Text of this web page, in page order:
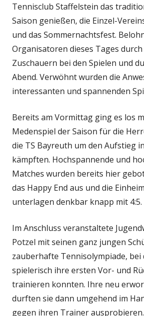
Tennisclub Staffelstein das
Saison genießen, die Einzel-
und das Sommernachtsfest.
Organisatoren dieses Tages
Zuschauern bei den Spielen und
Abend. Verwöhnt wurden die
interessanten und spannenden
Bereits am Vormittag ging es los
Medenspiel der Saison für die
die TS Bayreuth um den Aufstieg
kämpften. Hochspannende und
Matches wurden bereits hier
das Happy End aus und die
unterlagen denkbar knapp mit 4:5.
Im Anschluss veranstaltete
Potzel mit seinen ganz jungen
zauberhafte Tennisolympiade, bei
spielerisch ihre ersten Vor- und
trainieren konnten. Ihre neu
durften sie dann umgehend im
gegen ihren Trainer ausprobieren.